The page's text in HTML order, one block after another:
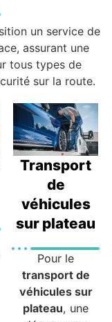
un service de
assurant une
tous types de
sur la route.
Transport
de
véhicules
sur plateau
Pour le
transport de
véhicules sur
plateau, une